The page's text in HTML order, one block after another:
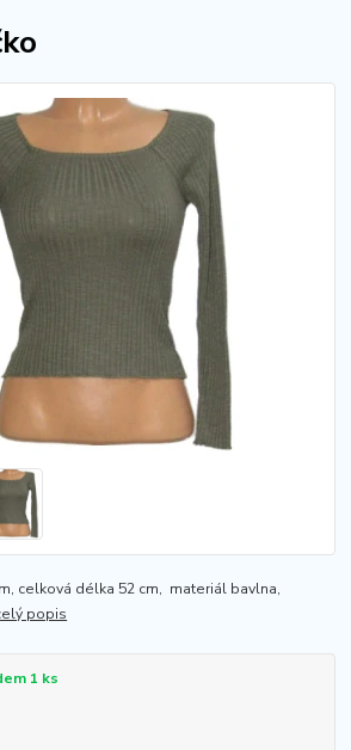
celková délka 52 cm, materiál bavlna,
popis
1 ks